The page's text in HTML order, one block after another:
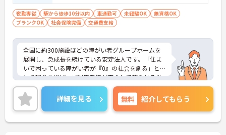
員、生活相談員等の経験歓迎
夜勤専従 駅から徒歩10分以内 車通勤可 未経験OK
無資格OK
ブランクOK
社会保険完備 交通費支給
全国に約300施設ほどの障がい者グループホームを
展開し、急成長を続けている安定法人です。「住ま
いで困っている障がい者が『0』の社会を創る」と
いう理念を掲げ、ご利用者様が安心して暮らせる地
域社会の実現を目指しています。日中サービス支援
型のホームとして、ご利用者様一人ひとりを尊重し
た温かい支援を提供しています。グループホーム専
用に設計された新築物件を中心に運営しており、清
潔で快適な環境が整っています。入社時の研修をは
詳細を見る 無料 紹介してもらう